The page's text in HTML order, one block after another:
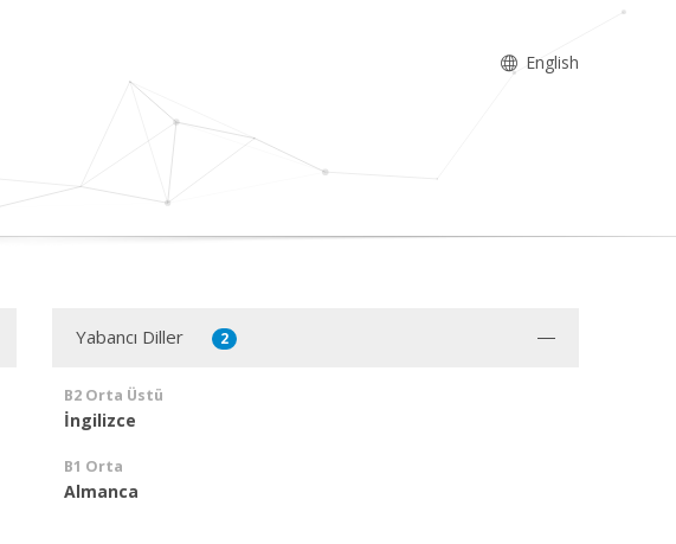
English
Yabancı Diller 2
B2 Orta Üstü
İngilizce
B1 Orta
Almanca